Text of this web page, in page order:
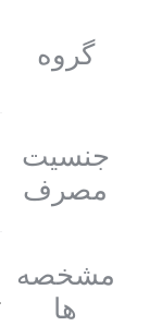
گروه
جنسیت
مصرف
مشخصه
ها